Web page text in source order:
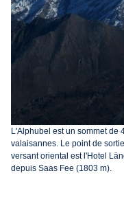
L'Alphubel est un sommet de
valaisannes. Le point de
versant oriental est l'Hotel
depuis Saas Fee (1803 m).